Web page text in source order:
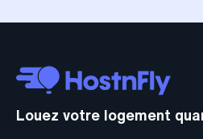
Louez votre logement